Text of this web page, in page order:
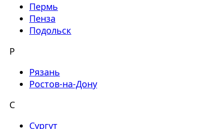
Пермь
Пенза
Подольск
Р
Рязань
Ростов-на-Дону
С
Сургут